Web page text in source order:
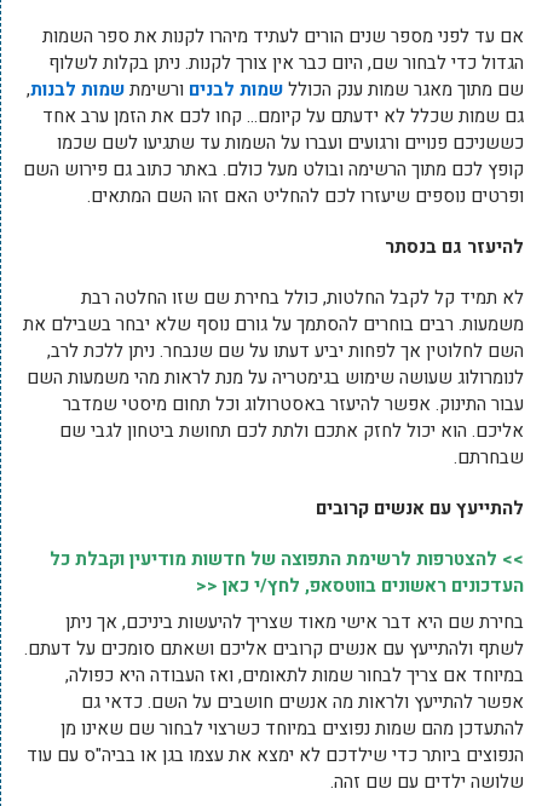
אם עד לפני מספר שנים הורים לעתיד מיהרו לקנות את ספר השמות
הגדול כדי לבחור שם, היום כבר אין צורך לקנות. ניתן בקלות לשלוף
שם מתוך מאגר שמות ענק הכוללשמות לבנים ורשימתשמות לבנות,
גם שמות שכלל לא ידעתם על קיומם… קחו לכם את הזמן ערב אחד
כששניכם פנויים ורגועים ועברו על השמות עד שתגיעו לשם שכמו
קופץ לכם מתוך הרשימה ובולט מעל כולם. באתר כתוב גם פירוש השם
ופרטים נוספים שיעזרו לכם להחליט האם זהו השם המתאים.
להיעזר גם בנסתר
לא תמיד קל לקבל החלטות, כולל בחירת שם שזו החלטה רבת
משמעות. רבים בוחרים להסתמך על גורם נוסף שלא יבחר בשבילם את
השם לחלוטין אך לפחות יביע דעתו על שם שנבחר. ניתן ללכת לרב,
לנומרולוג שעושה שימוש בגימטריה על מנת לראות מהי משמעות השם
עבור התינוק. אפשר להיעזר באסטרולוג וכל תחום מיסטי שמדבר
אליכם. הוא יכול לחזק אתכם ולתת לכם תחושת ביטחון לגבי שם
שבחרתם.
להתייעץ עם אנשים קרובים
>> להצטרפות לרשימת התפוצה של חדשות מודיעין וקבלת כל
העדכונים ראשונים בווטסאפ, לחץ/י כאן <<
בחירת שם היא דבר אישי מאוד שצריך להיעשות ביניכם, אך ניתן
לשתף ולהתייעץ עם אנשים קרובים אליכם ושאתם סומכים על דעתם.
במיוחד אם צריך לבחור שמות לתאומים, ואז העבודה היא כפולה,
אפשר להתייעץ ולראות מה אנשים חושבים על השם. כדאי גם
להתעדכן מהם שמות נפוצים במיוחד כשרצוי לבחור שם שאינו מן
הנפוצים ביותר כדי שילדכם לא ימצא את עצמו בגן או בביה"ס עם עוד
שלושה ילדים עם שם זהה.